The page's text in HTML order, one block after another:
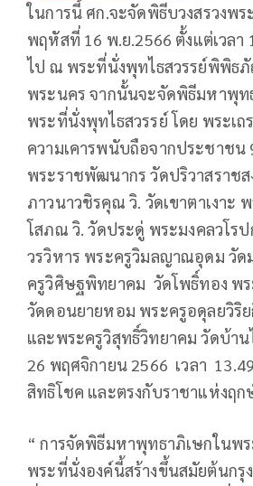
ในการนี้ ศก.จะจัดพิธีบวงสรวงพ
พฤหัสที่ 16 พ.ย.2566 ตั้งแต่เวลา
ไป ณ พระที่นั่งพุทไธสวรรย์พิพิธ
พระนคร จากนั้นจะจัดพิธีมหาพุท
พระที่นั่งพุทไธสวรรย์ โดย พระเถ
ความเคารพนับถือจากประชาชน
พระราชพัฒนากร วัดปริวาสราชส
ภาวนาวชิรคุณ วิ. วัดเขาตาเงาะ
โสภณ วิ. วัดประดู่ พระมงคลวโร
วรวิหาร พระครูวิมลญาณอุดม วั
ครูวิศิษฐพิทยาคม วัดโพธิ์ทอง พร
วัดดอนยายหอม พระครูอดุลยวิริย
และพระครูวิสุทธิ์วิทยาคม วัดบ้า
26 พฤศจิกายน 2566 เวลา
สิทธิโชค และตรงกับราชาแห่งฤก
“ การจัดพิธีมหาพุทธาภิเษกในพ
พระที่นั่งองค์นี้สร้างขึ้นสมัยต้นกรุ